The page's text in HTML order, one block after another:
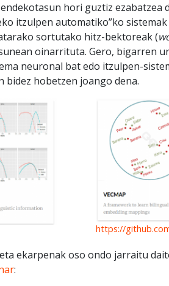
hori guztiz ezabatzea
itzulpen automatiko”ko
sortutako hitz-bektoreak (
oinarrituta. Gero, bigarren
neuronal bat edo itzulpen-
hobetzen joango dena.
https://
ekarpenak oso ondo jarraitu
: